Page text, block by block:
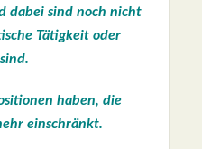
dabei sind noch nicht
Tätig­keit oder
sind.
haben, die
ein­schränkt.